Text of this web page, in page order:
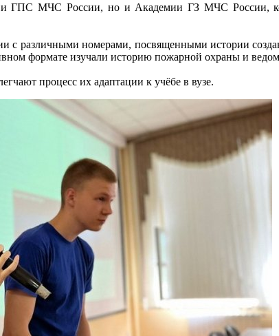
ГПС МЧС России, но и Академии ГЗ МЧС России,
с различными номерами, посвященными истории
формате изучали историю пожарной охраны и
процесс их адаптации к учёбе в вузе.